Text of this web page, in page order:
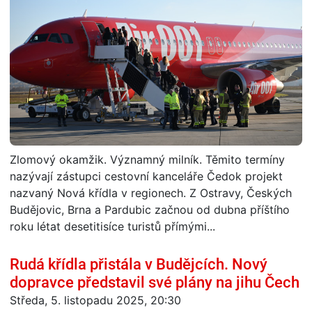
Zlomový okamžik. Významný milník. Těmito termíny
nazývají zástupci cestovní kanceláře Čedok projekt
nazvaný Nová křídla v regionech. Z Ostravy, Českých
Budějovic, Brna a Pardubic začnou od dubna příštího
roku létat desetitisíce turistů přímými...
Rudá křídla přistála v Budějcích. Nový
dopravce představil své plány na jihu Čech
Středa, 5. listopadu 2025, 20:30